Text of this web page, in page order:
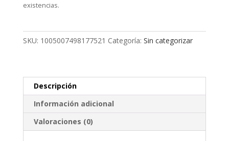
existencias.
SKU: 1005007498177521 Categoría: Sin categorizar
Descripción
Información adicional
Valoraciones (0)